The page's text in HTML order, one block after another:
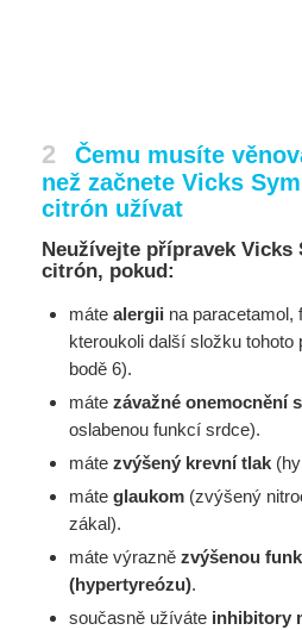
2
Čemu musíte
než začnete Vicks
citrón užívat
Neužívejte přípravek Vicks
citrón, pokud:
máte alergii na paracetamol,
kteroukoli další složku tohoto
bodě 6).
máte závažné onemocnění
oslabenou funkcí srdce).
máte zvýšený krevní tlak
máte glaukom(zvýšený
zákal).
máte výrazně zvýšenou
(hypertyreózu).
současně užíváte inhibitory